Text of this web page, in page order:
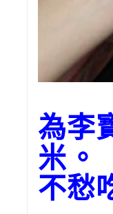
為李
米。
不愁